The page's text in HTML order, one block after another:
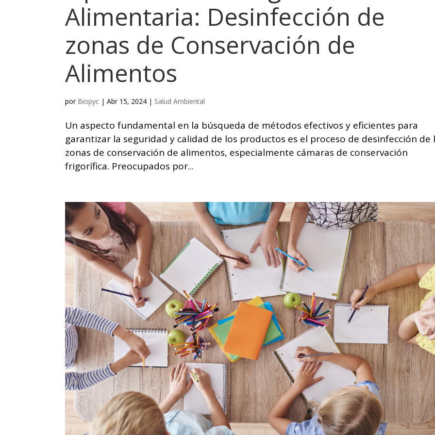
Alimentaria: Desinfección de
zonas de Conservación de
Alimentos
por Biopyc |Abr 15, 2024 | Salud Ambiental
Un aspecto fundamental en la búsqueda de métodos efectivos y eficientes para
garantizar la seguridad y calidad de los productos es el proceso de desinfección de
zonas de conservación de alimentos, especialmente cámaras de conservación
frigorífica. Preocupados por...